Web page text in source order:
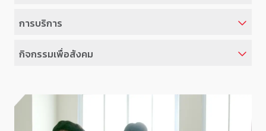
การบริการ
กิจกรรมเพื่อสังคม